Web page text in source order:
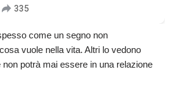
335
come un segno non
vuole nella vita. Altri lo vedono
non potrà mai essere in una relazione